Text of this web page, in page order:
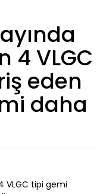
4 VLGC
eden
daha